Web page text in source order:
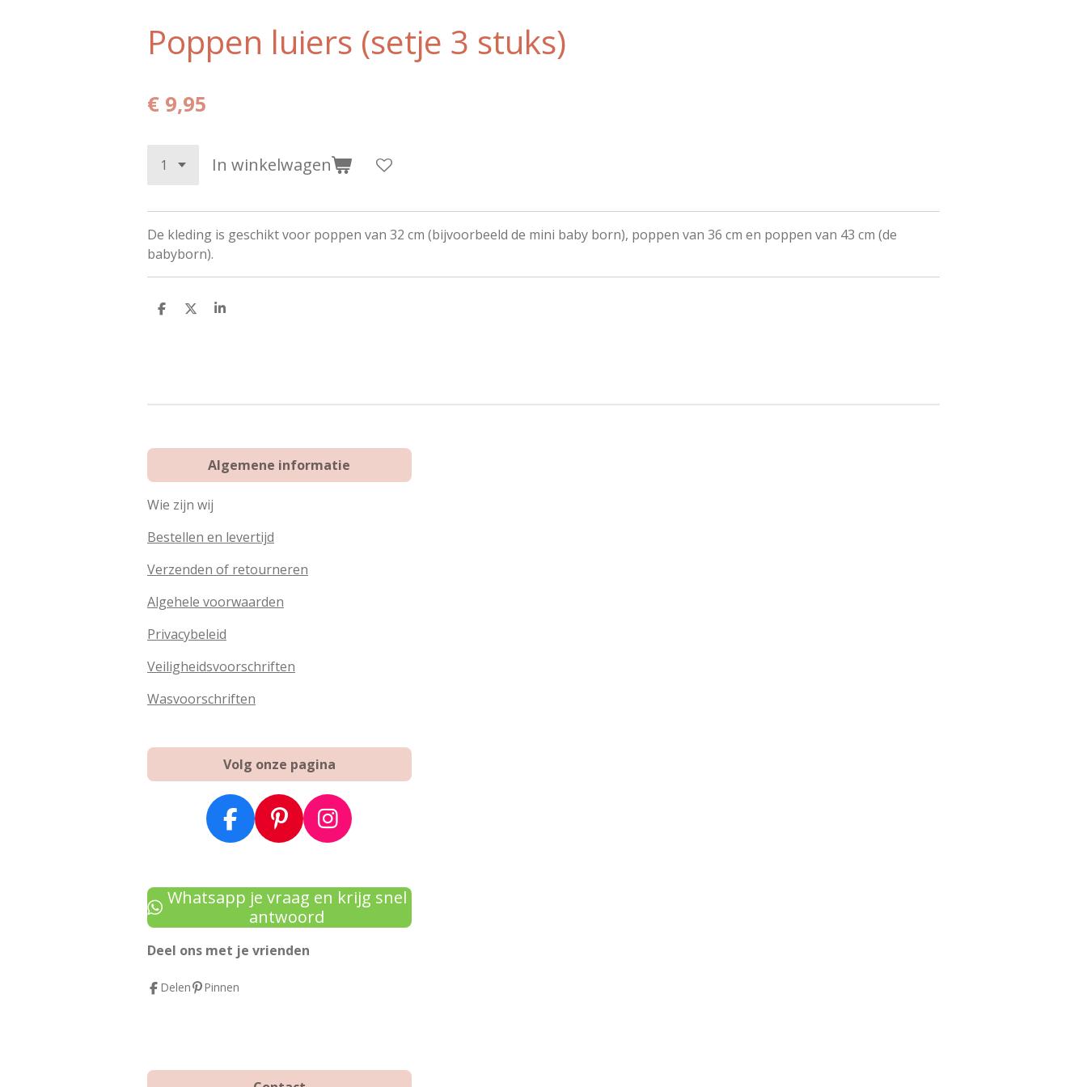
Poppen luiers (setje 3 stuks)
€ 9,95
In winkelwagen
De kleding is geschikt voor poppen van 32 cm (bijvoorbeeld de mini baby born), poppen van 36 cm en poppen van 43 cm (de
babyborn).
D
D
S
Algemene informatie
Wie zijn wij
Bestellen en levertijd
Verzenden of retourneren
Algehele voorwaarden
Privacybeleid
Veiligheidsvoorschriften
Wasvoorschriften
Volg onze pagina
F
a
e
o
o
k
P
i
t
e
r
e
I
n
t
Whatsapp je vraag en krijg snel
antwoord
Deel ons met je vrienden
Delen Pinnen